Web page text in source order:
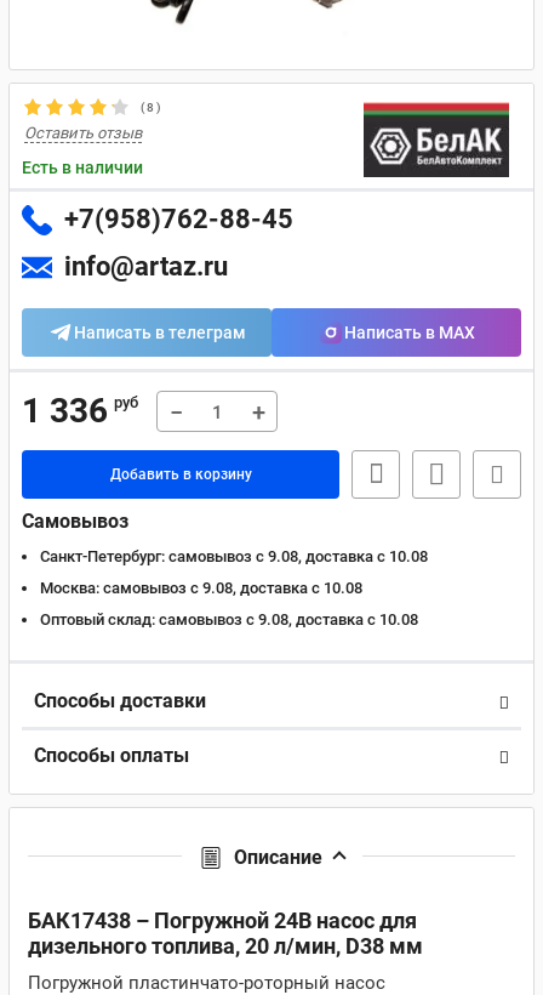
(8 )
Оставить отзыв
Есть в наличии
+7(958)762-88-45
info@artaz.ru
Написать в телеграм Написать в MAX
1 336 руб − +
Добавить в корзину
Самовывоз
Санкт-Петербург: самовывоз с 9.08, доставка c 10.08
Москва: самовывоз с 9.08, доставка c 10.08
Оптовый склад: самовывоз с 9.08, доставка c 10.08
Способы доставки
Способы оплаты
Описание
БАК17438 – Погружной 24В насос для
дизельного топлива, 20 л/мин, D38 мм
Погружной пластинчато-роторный насос